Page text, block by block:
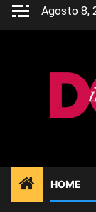
Skip
Agosto 8,
HOME